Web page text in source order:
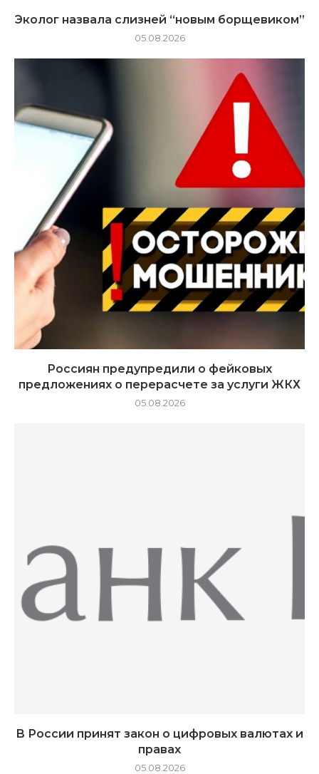
Эколог назвала слизней “новым борщевиком”
05.08.2026
Россиян предупредили о фейковых
предложениях о перерасчете за услуги ЖКХ
05.08.2026
В России принят закон о цифровых валютах и
правах
05.08.2026